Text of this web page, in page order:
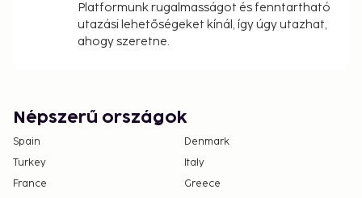
Platformunk rugalmasságot és fenntartható
utazási lehetőségeket kínál, így úgy utazhat,
ahogy szeretne.
Népszerű országok
Spain
Denmark
Turkey
Italy
France
Greece